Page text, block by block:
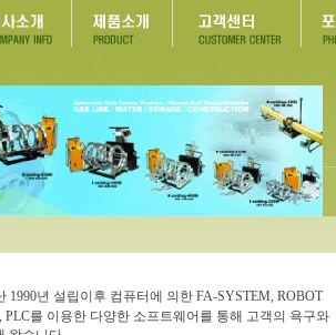
1990년 설립이후 컴퓨터에 의한 FA-SYSTEM, ROBOT
PLC를 이용한 다양한 소프트웨어를 통해 고객의 욕구와